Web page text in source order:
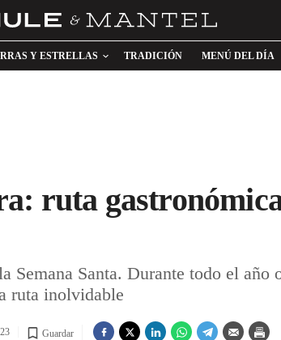
Y ESTRELLAS TRADICIÓN MENÚ DEL DÍA
ruta
Semana Santa. Durante todo el
ruta inolvidable
Guardar